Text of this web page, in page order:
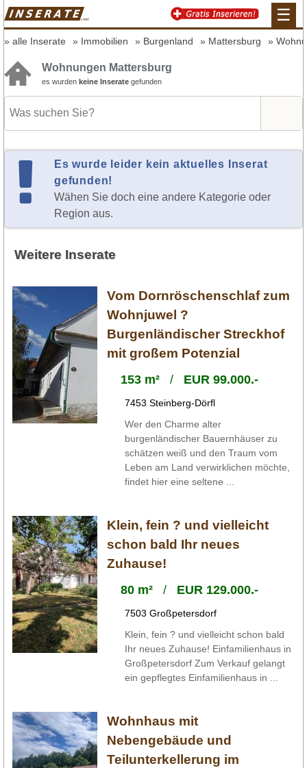
☰
alle Inserate Immobilien Burgenland Mattersburg
Wohnungen Mattersburg
es wurden keine Inserate gefunden
Es wurde leider kein aktuelles Inserat
gefunden!
Wähen Sie doch eine andere Kategorie oder
Region aus.
Weitere Inserate
Vom Dornröschenschlaf zum
Wohnjuwel ?
Burgenländischer Streckhof
mit großem Potenzial
153 m²/ EUR 99.000.-
7453 Steinberg-Dörfl
Wer den Charme alter
burgenländischer Bauernhäuser zu
schätzen weiß und den Traum vom
Leben am Land verwirklichen möchte,
findet hier eine seltene ...
Klein, fein ? und vielleicht
schon bald Ihr neues
Zuhause!
80 m²/ EUR 129.000.-
7503 Großpetersdorf
Klein, fein ? und vielleicht schon bald
Ihr neues Zuhause! Einfamilienhaus in
Großpetersdorf Zum Verkauf gelangt
ein gepflegtes Einfamilienhaus in ...
Wohnhaus mit
Nebengebäude und
Teilunterkellerung im